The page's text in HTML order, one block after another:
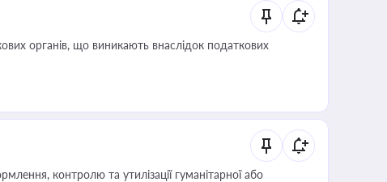
органів, що виникають внаслідок податкових
контролю та утилізації гуманітарної або